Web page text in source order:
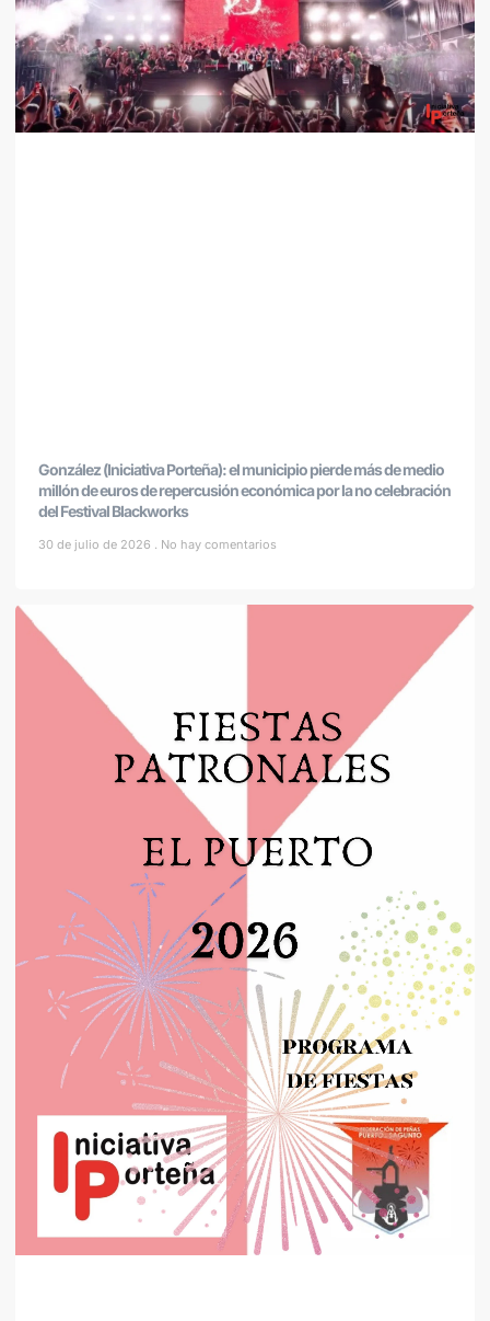
González (Iniciativa Porteña): el municipio pierde más de medio
millón de euros de repercusión económica por la no celebración
del Festival Blackworks
30 de julio de 2026 No hay comentarios